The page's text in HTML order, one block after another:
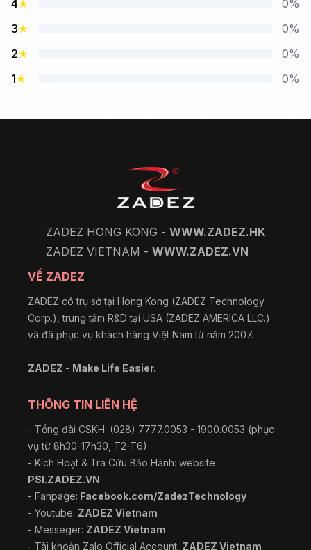
4★
0%
3★
0%
2★
0%
1★ 0%
ZADEZ HONG KONG - WWW.ZADEZ.HK
ZADEZ VIETNAM - WWW.ZADEZ.VN
VỀ ZADEZ
ZADEZ có trụ sở tại Hong Kong (ZADEZ Technology
Corp.), trung tâm R&D tại USA (ZADEZ AMERICA LLC.)
và đã phục vụ khách hàng Việt Nam từ năm 2007.
ZADEZ - Make Life Easier.
THÔNG TIN LIÊN HỆ
- Tổng đài CSKH: (028) 7777.0053 - 1900.0053 (phục
vụ từ 8h30-17h30, T2-T6)
- Kích Hoạt & Tra Cứu Bảo Hành: website
PSI.ZADEZ.VN
- Fanpage: Facebook.com/ZadezTechnology
- Youtube: ZADEZ Vietnam
- Messeger: ZADEZ Vietnam
- Tài khoản Zalo Official Account: ZADEZ Vietnam